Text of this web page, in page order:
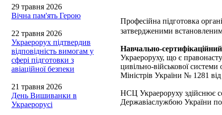
29 травня 2026
Вічна пам'ять Герою
22 травня 2026
Украерорух підтвердив
відповідність вимогам у
сфері підготовки з
авіаційної безпеки
21 травня 2026
День Вишиванки в
Украерорусі
Професійна підготовка
затвердженими
Навчально-
Украероруху, що є
цивільно-військової системи
Міністрів України № 1281
НСЦ Украероруху здійснює
Державіаслужбою України